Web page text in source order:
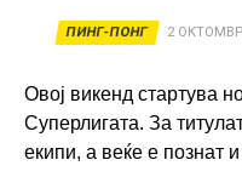
ПИНГ-ПОНГ 2
Овој викенд стартува
Суперлигата. За
екипи, а веќе е познат